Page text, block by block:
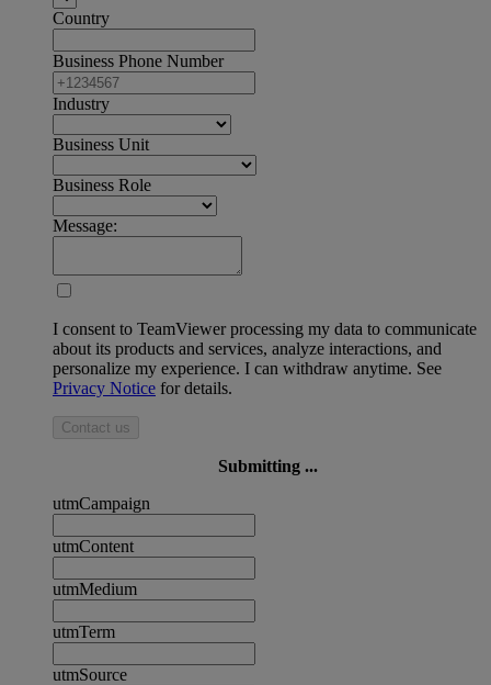
Country
Business Phone Number
Industry
Business Unit
Business Role
Message:
I consent to TeamViewer processing my data to communicate
about its products and services, analyze interactions, and
personalize my experience. I can withdraw anytime. See
Privacy Notice for details.
Contact us
Submitting ...
utmCampaign
utmContent
utmMedium
utmTerm
utmSource